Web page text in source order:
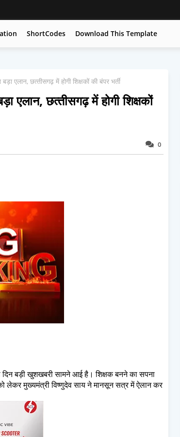
ShortCodes Download This Template
एलान, छत्‍तीसगढ़ में होगी शिक्षकों की बंपर भर्ती
छत्‍तीसगढ़ में होगी शिक्षकों
0
बड़ी खुशखबरी सामने आई है। शिक्षक बनने का सपना
लेकर मुख्‍यमंत्री विष्‍णुदेव साय ने मानसून सत्र में ऐलान कर